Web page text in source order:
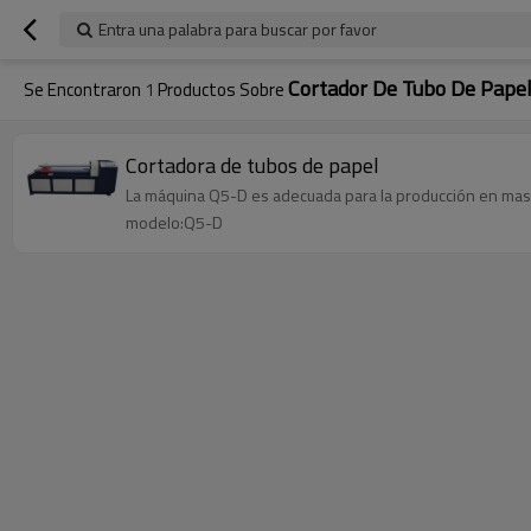
Entra una palabra para buscar por favor
Se Encontraron 1 Productos SobreCortador De Tubo De Papel
Cortadora de tubos de papel
La máquina Q5-D es adecuada para la producción en
modelo:Q5-D